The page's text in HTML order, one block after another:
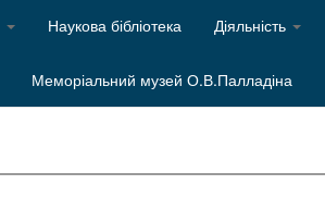
Наукова бібліотека Діяльність
Меморіальний музей О.В.Палладіна